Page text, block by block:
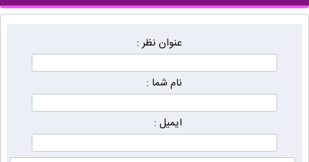
عنوان نظر :
نام شما :
ایمیل :